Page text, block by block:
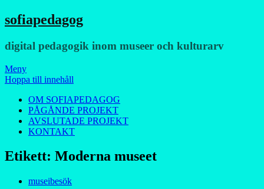
sofiapedagog
digital pedagogik inom museer och kulturarv
Meny
Hoppa till innehåll
OM SOFIAPEDAGOG
PÅGÅNDE PROJEKT
AVSLUTADE PROJEKT
KONTAKT
Etikett: Moderna museet
museibesök